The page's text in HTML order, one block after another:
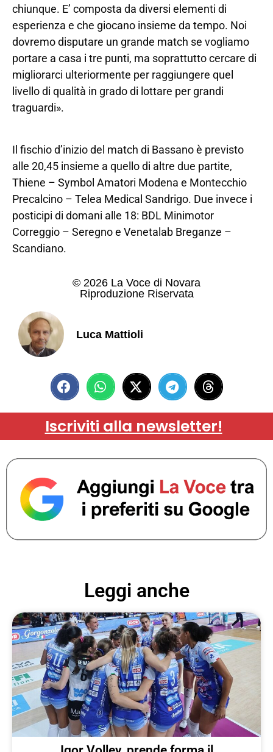
chiunque. E’ composta da diversi elementi di
esperienza e che giocano insieme da tempo. Noi
dovremo disputare un grande match se vogliamo
portare a casa i tre punti, ma soprattutto cercare di
migliorarci ulteriormente per raggiungere quel
livello di qualità in grado di lottare per grandi
traguardi».
Il fischio d’inizio del match di Bassano è previsto
alle 20,45 insieme a quello di altre due partite,
Thiene – Symbol Amatori Modena e Montecchio
Precalcino – Telea Medical Sandrigo. Due invece i
posticipi di domani alle 18: BDL Minimotor
Correggio – Seregno e Venetalab Breganze –
Scandiano.
© 2026 La Voce di Novara
Riproduzione Riservata
Luca Mattioli
Iscriviti alla newsletter!
Leggi anche